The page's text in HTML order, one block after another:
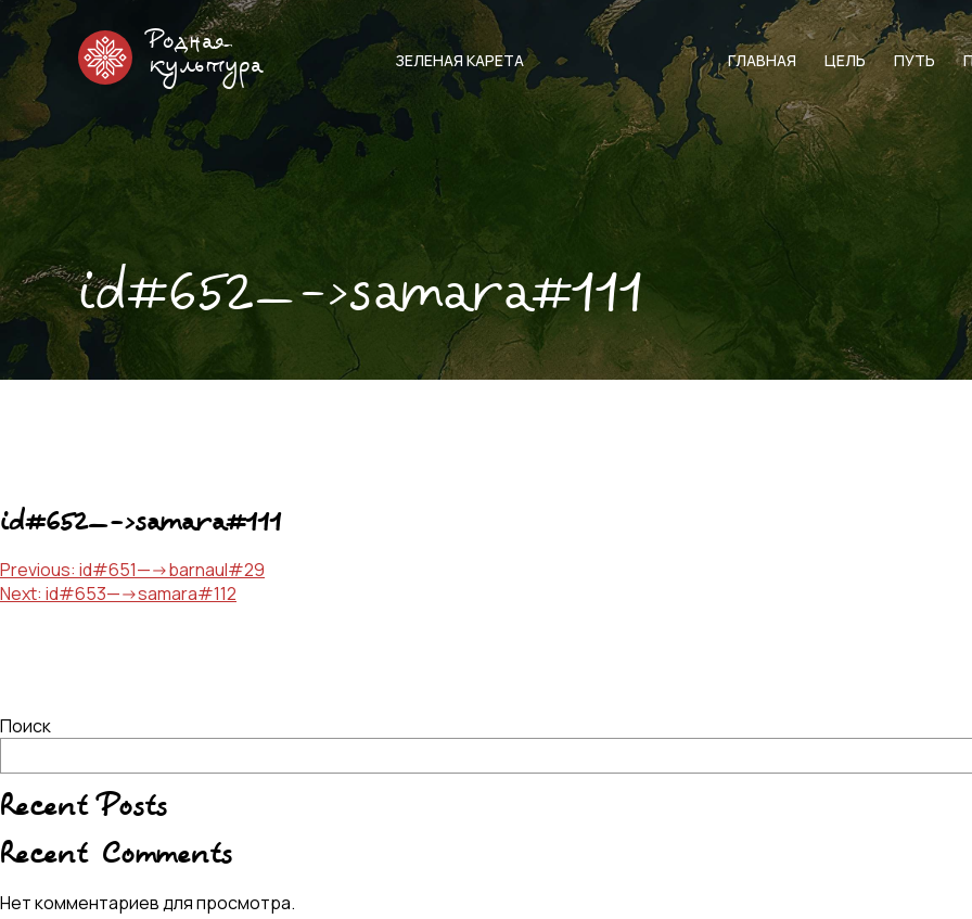
Родная
культура
ЗЕЛЕНАЯ КАРЕТА ГЛАВНАЯ ЦЕЛЬ ПУТЬ
id#652—->samara#111
id#652—->samara#111
Навигация
по
Previous: id#651—->barnaul#29
Next: id#653—->samara#112
Поиск
Recent Posts
Recent Comments
Нет комментариев для просмотра.